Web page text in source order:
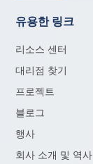
유용한 링크
리소스 센터
대리점 찾기
프로젝트
블로그
행사
회사 소개 및 역사